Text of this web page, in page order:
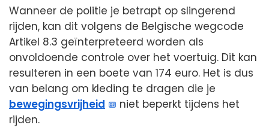
Wanneer de politie je betrapt op slingerend
rijden, kan dit volgens de Belgische wegcode
Artikel 8.3 geïnterpreteerd worden als
onvoldoende controle over het voertuig. Dit kan
resulteren in een boete van 174 euro. Het is dus
van belang om kleding te dragen die je
bewegingsvrijheid
niet beperkt tijdens het
rijden.